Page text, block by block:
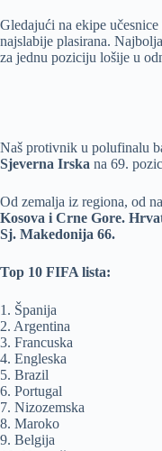
Gledajući na ekipe učesnice
najslabije plasirana.
za jednu poziciju lošije u
Naš protivnik u polufinalu
Sjeverna Irska na 69.
Od zemalja iz regiona, od
Kosova i Crne Gore.
Sj. Makedonija 66.
Top 10 FIFA lista:
1. Španija
2. Argentina
3. Francuska
4. Engleska
5. Brazil
6. Portugal
7. Nizozemska
8. Maroko
9. Belgija